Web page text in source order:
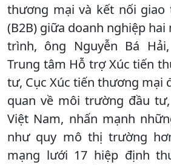
thương mại và kết nối
(B2B) giữa doanh nghiệp hai
trình, ông Nguyễn Bá
Trung tâm Hỗ trợ Xúc tiến
tư, Cục Xúc tiến thương mại
quan về môi trường đầu
Việt Nam, nhấn mạnh
như quy mô thị trường
mạng lưới 17 hiệp định